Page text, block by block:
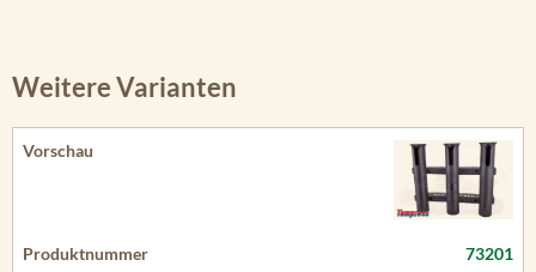
Weitere Varianten
73201